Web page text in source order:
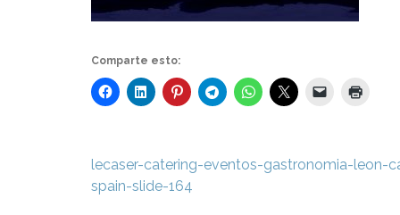
Comparte esto:
Navegación
de
lecaser-catering-eventos-gastronomia-leon-
spain-slide-164